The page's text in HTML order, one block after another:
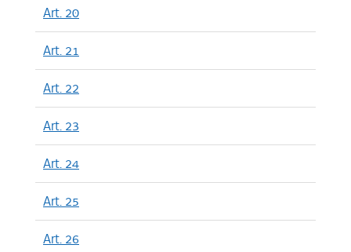
Art. 20
Art. 21
Art. 22
Art. 23
Art. 24
Art. 25
Art. 26